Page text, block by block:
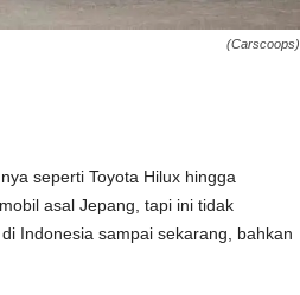
(Carscoops)
seperti Toyota Hilux hingga
asal Jepang, tapi ini tidak
Indonesia sampai sekarang, bahkan